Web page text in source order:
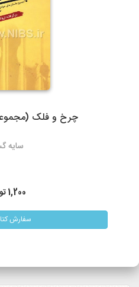
معمول 24 ساعته است.
در پست پیشتاز زمان تحویل،
ممکن است کالا کمی با تاخیر به
همیچنین امکان پیگیری
رقمی میسر است.
چرخ و فلک
سایه
1,200
| سفارش